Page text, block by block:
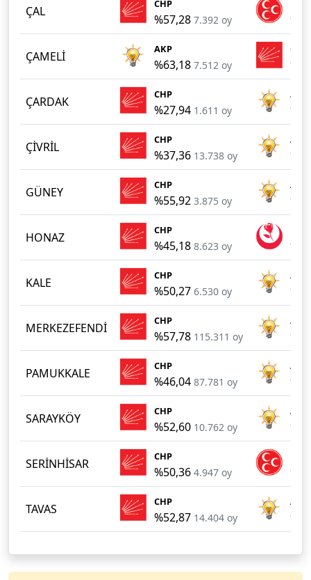
ÇAL CHP
%57,28 7.392 oy
ÇAMELİ AKP
%63,18 7.512 oy
CHP
ÇARDAK CHP
%27,94 1.611 oy
AKP
ÇİVRİL CHP
%37,36 13.738 oy
AKP
GÜNEY CHP
%55,92 3.875 oy
AKP
HONAZ CHP
%45,18 8.623 oy
KALE CHP
%50,27 6.530 oy
AKP
MERKEZEFENDİ CHP
%57,78 115.311 oy
AKP
PAMUKKALE CHP
%46,04 87.781 oy
AKP
SARAYKÖY CHP
%52,60 10.762 oy
AKP
SERİNHİSAR CHP
%50,36 4.947 oy
TAVAS CHP
%52,87 14.404 oy
AKP